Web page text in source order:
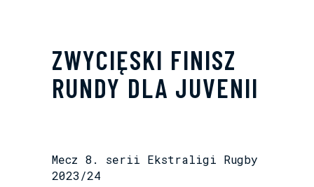
ZWYCIĘSKI FINISZ
RUNDY DLA JUVENII
Mecz 8. serii Ekstraligi Rugby
2023/24